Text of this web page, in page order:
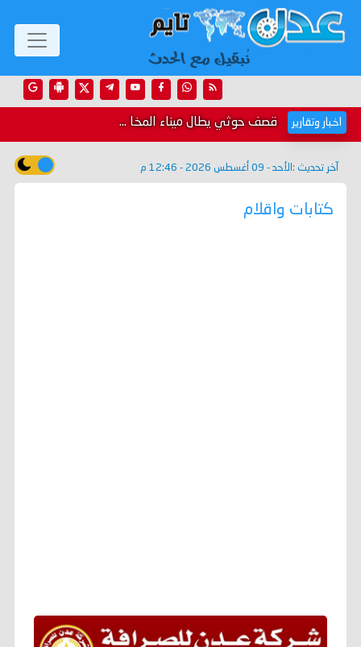
اخبار وتقارير قصف حوثي يطال ميناء المخا ...
آخر تحديث : الأحد - 09 أغسطس 2026 - 12:46 م
كتابات واقلام